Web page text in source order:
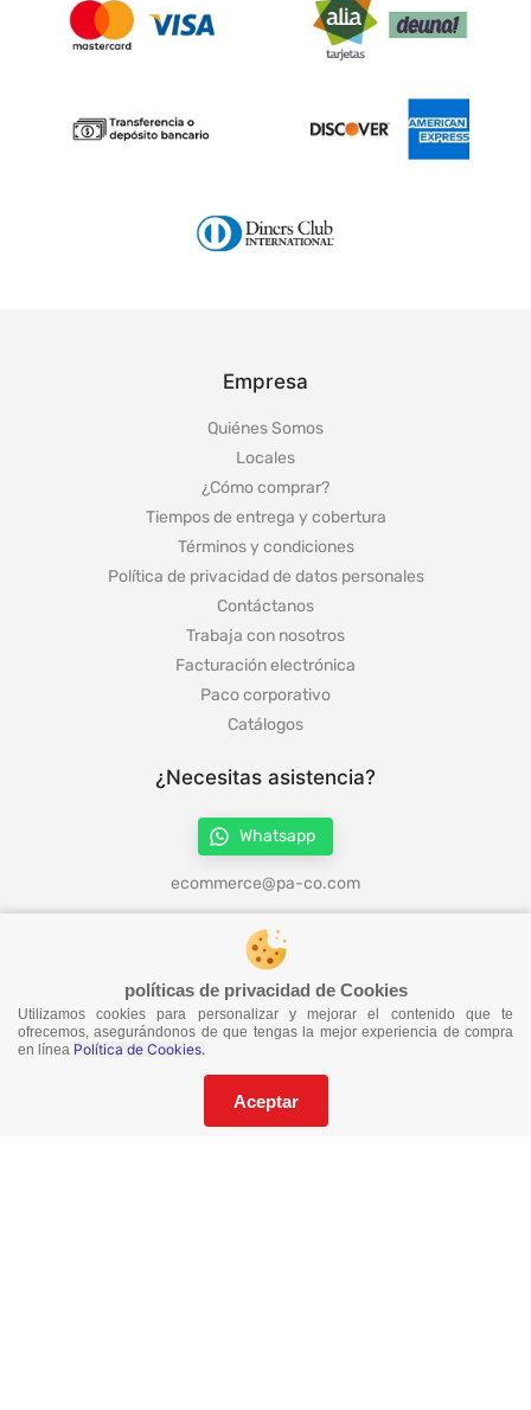
políticas de privacidad de Cookies
Utilizamos cookies para personalizar y mejorar el contenido que te
ofrecemos, asegurándonos de que tengas la mejor experiencia de compra
en línea Política de Cookies.
Aceptar
Empresa
Quiénes Somos
Locales
¿Cómo comprar?
Tiempos de entrega y cobertura
Términos y condiciones
Política de privacidad de datos personales
Contáctanos
Trabaja con nosotros
Facturación electrónica
Paco corporativo
Catálogos
¿Necesitas asistencia?
Whatsapp
ecommerce@pa-co.com
¡Síguenos en redes!
¡No te pierdas nuestras ofertas!
Suscríbete a nuestro Catalogo